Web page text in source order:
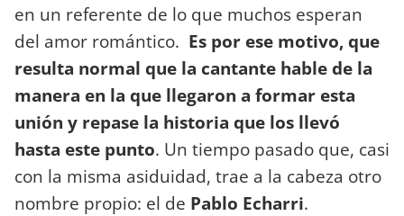
en un referente de lo que muchos esperan
del amor romántico. Es por ese motivo, que
resulta normal que la cantante hable de la
manera en la que llegaron a formar esta
unión y repase la historia que los llevó
hasta este punto. Un tiempo pasado que, casi
con la misma asiduidad, trae a la cabeza otro
nombre propio: el de Pablo Echarri.